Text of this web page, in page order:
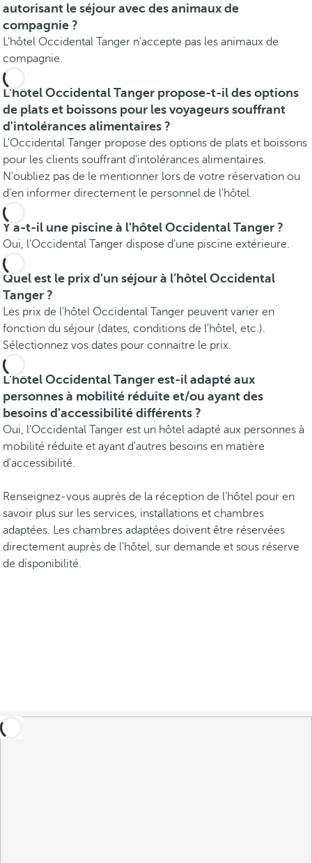
autorisant le séjour avec des animaux de
compagnie ?
L'hôtel Occidental Tanger n'accepte pas les animaux de
compagnie.
L'hôtel Occidental Tanger propose-t-il des options
de plats et boissons pour les voyageurs souffrant
d'intolérances alimentaires ?
L'Occidental Tanger propose des options de plats et boissons
pour les clients souffrant d'intolérances alimentaires.
N'oubliez pas de le mentionner lors de votre réservation ou
d'en informer directement le personnel de l'hôtel.
Y a-t-il une piscine à l'hôtel Occidental Tanger ?
Oui, l'Occidental Tanger dispose d'une piscine extérieure.
Quel est le prix d'un séjour à l’hôtel Occidental
Tanger ?
Les prix de l'hôtel Occidental Tanger peuvent varier en
fonction du séjour (dates, conditions de l'hôtel, etc.).
Sélectionnez vos dates pour connaitre le prix.
L'hôtel Occidental Tanger est-il adapté aux
personnes à mobilité réduite et/ou ayant des
besoins d'accessibilité différents ?
Oui, l'Occidental Tanger est un hôtel adapté aux personnes à
mobilité réduite et ayant d'autres besoins en matière
d'accessibilité.
Renseignez-vous auprès de la réception de l’hôtel pour en
savoir plus sur les services, installations et chambres
adaptées. Les chambres adaptées doivent être réservées
directement auprès de l'hôtel, sur demande et sous réserve
de disponibilité.